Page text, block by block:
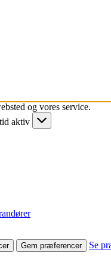
og vores service.
aktiv
Gem præferencer Se